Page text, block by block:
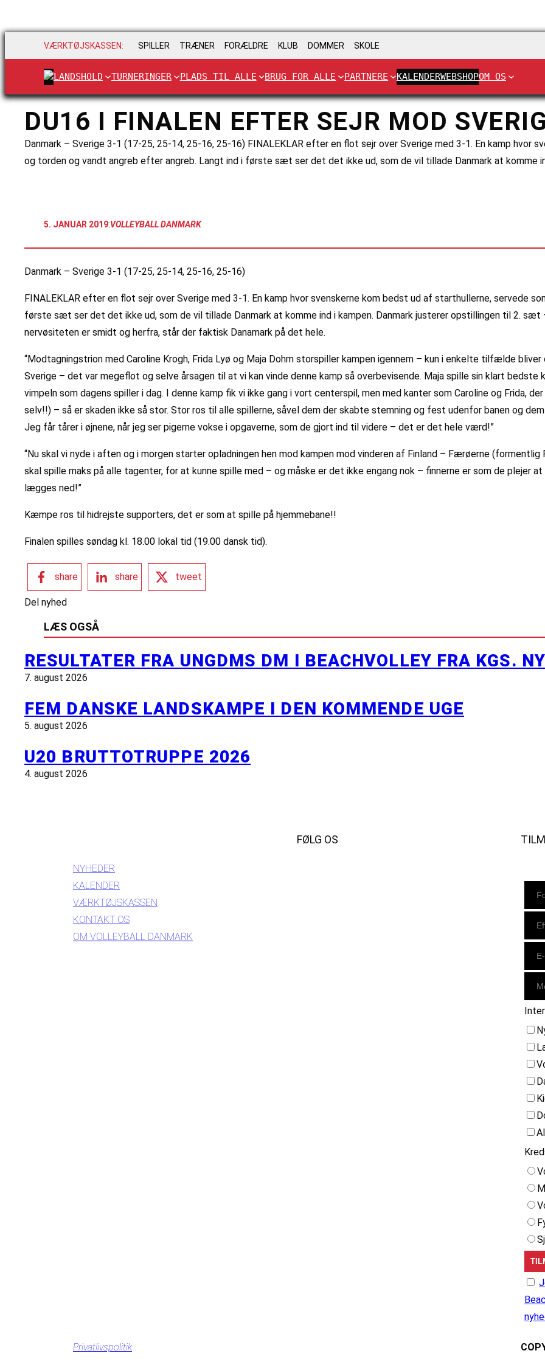
VÆRKTØJSKASSEN: SPILLER TRÆNER FORÆLDRE KLUB DOMMER SKOLE
LANDSHOLD TURNERINGER PLADS TIL ALLE BRUG FOR ALLE PARTNERE KALENDERWEBSHOPOM OS
DU16 I FINALEN EFTER SEJR MOD
Danmark – Sverige 3-1 (17-25, 25-14, 25-16, 25-16) FINALEKLAR efter en flot sejr over Sverige med 3-1. En kamp hvor
og torden og vandt angreb efter angreb. Langt ind i første sæt ser det det ikke ud, som de vil tillade Danmark at komme
5. JANUAR 2019:VOLLEYBALL DANMARK
Danmark – Sverige 3-1 (17-25, 25-14, 25-16, 25-16)
FINALEKLAR efter en flot sejr over Sverige med 3-1. En kamp hvor svenskerne kom bedst ud af starthullerne, servede
første sæt ser det det ikke ud, som de vil tillade Danmark at komme ind i kampen. Danmark justerer opstillingen til 2.
nervøsiteten er smidt og herfra, står der faktisk Danamark på det hele.
“Modtagningstrion med Caroline Krogh, Frida Lyø og Maja Dohm storspiller kampen igennem – kun i enkelte tilfælde
Sverige – det var megeflot og selve årsagen til at vi kan vinde denne kamp så overbevisende. Maja spille sin klart
vimpeln som dagens spiller i dag. I denne kamp fik vi ikke gang i vort centerspil, men med kanter som Caroline og Frida,
selv!!) – så er skaden ikke så stor. Stor ros til alle spillerne, såvel dem der skabte stemning og fest udenfor banen og
Jeg får tårer i øjnene, når jeg ser pigerne vokse i opgaverne, som de gjort ind til videre – det er det hele værd!”
“Nu skal vi nyde i aften og i morgen starter opladningen hen mod kampen mod vinderen af Finland – Færøerne
skal spille maks på alle tagenter, for at kunne spille med – og måske er det ikke engang nok – finnerne er som de plejer
lægges ned!”
Kæmpe ros til hidrejste supporters, det er som at spille på hjemmebane!!
Finalen spilles søndag kl. 18.00 lokal tid (19.00 dansk tid).
share share tweet
Del nyhed
LÆS OGSÅ
RESULTATER FRA UNGDMS DM I BEACHVOLLEY FRA KGS.
7. august 2026
FEM DANSKE LANDSKAMPE I DEN KOMMENDE UGE
5. august 2026
U20 BRUTTOTRUPPE 2026
4. august 2026
NYHEDER
KALENDER
VÆRKTØJSKASSEN
KONTAKT OS
OM VOLLEYBALL DANMARK
FØLG OS
Privatlivspolitik